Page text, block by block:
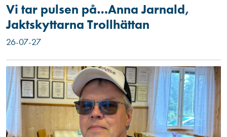
Vi tar pulsen på…Anna Jarnald,
Jaktskyttarna Trollhättan
26-07-27